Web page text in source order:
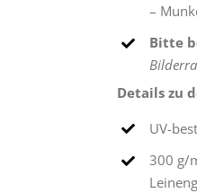
–
Bitte
Details zu
UV-
300 g/